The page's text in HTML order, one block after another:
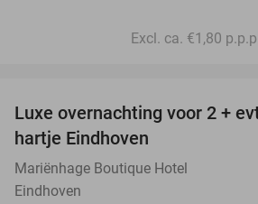
Excl. ca. €1,80
Luxe overnachting voor 2 +
hartje Eindhoven
Mariënhage Boutique Hotel
Eindhoven